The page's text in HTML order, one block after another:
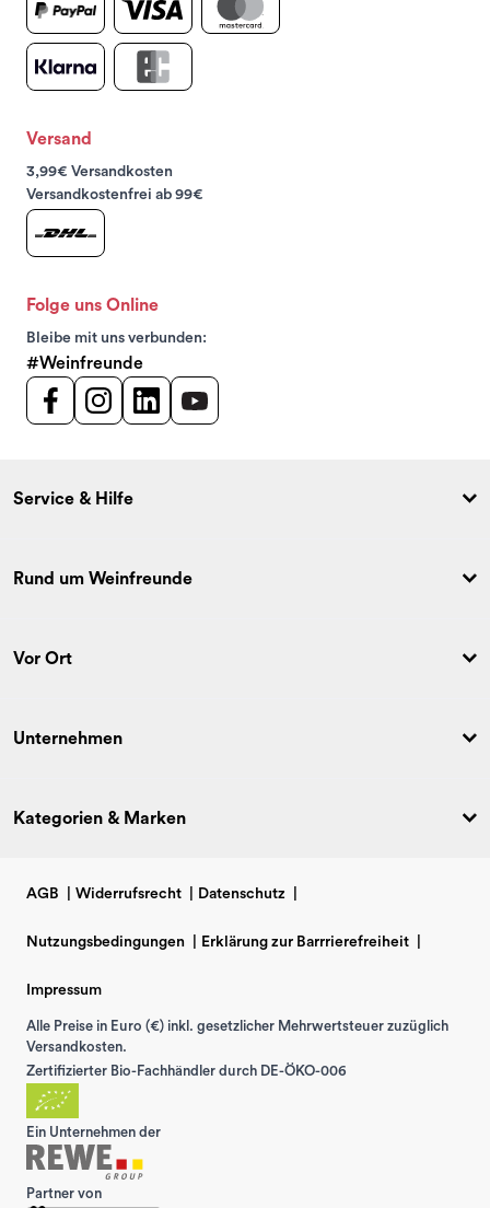
Versand
3,99€ Versandkosten
Versandkostenfrei ab 99€
Folge uns Online
Bleibe mit uns verbunden:
#Weinfreunde
Service & Hilfe
Rund um Weinfreunde
Vor Ort
Unternehmen
Kategorien & Marken
AGB Widerrufsrecht Datenschutz
Nutzungsbedingungen Erklärung zur Barrrierefreiheit
Impressum
Alle Preise in Euro (€) inkl. gesetzlicher Mehrwertsteuer zuzüglich
Versandkosten.
Zertifizierter Bio-Fachhändler durch DE-ÖKO-006
Ein Unternehmen der
Partner von